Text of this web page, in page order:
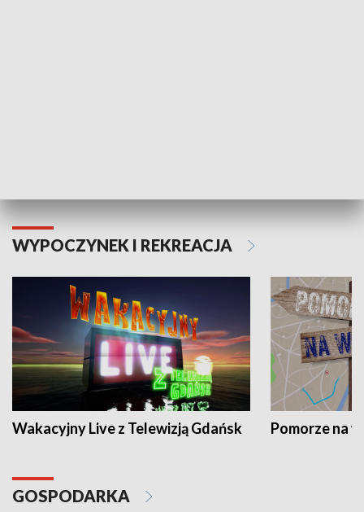
WYPOCZYNEK I REKREACJA
Wakacyjny Live z Telewizją Gdańsk Pomorze na
GOSPODARKA